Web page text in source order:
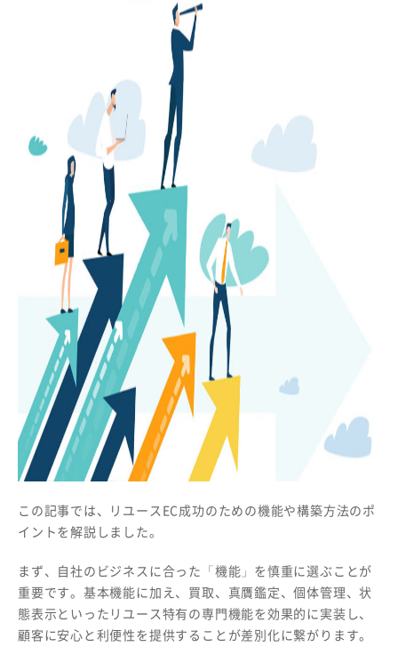
この記事では、リユースEC成功のための機能や構築方法のポ
イントを解説しました。
まず、自社のビジネスに合った「機能」を慎重に選ぶことが
重要です。基本機能に加え、買取、真贋鑑定、個体管理、状
態表示といったリユース特有の専門機能を効果的に実装し、
顧客に安心と利便性を提供することが差別化に繋がります。